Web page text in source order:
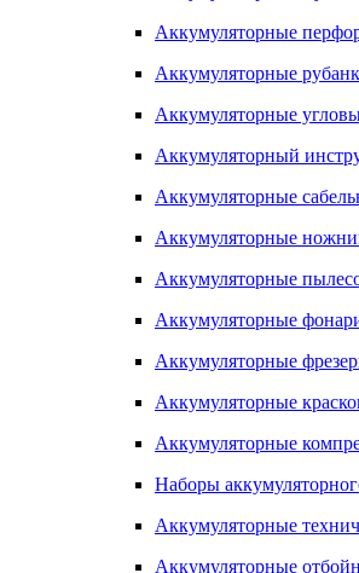
Аккумуляторные
Аккумуляторные
Аккумуляторные
Аккумуляторный
Аккумуляторные
Аккумуляторные
Аккумуляторные
Аккумуляторные
Аккумуляторные
Аккумуляторные
Аккумуляторные
Наборы
Аккумуляторные
Аккумуляторные